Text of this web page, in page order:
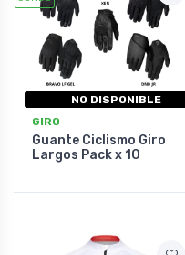
NO DISPONIBLE
GIRO
Guante Ciclismo Giro
Largos Pack x 10